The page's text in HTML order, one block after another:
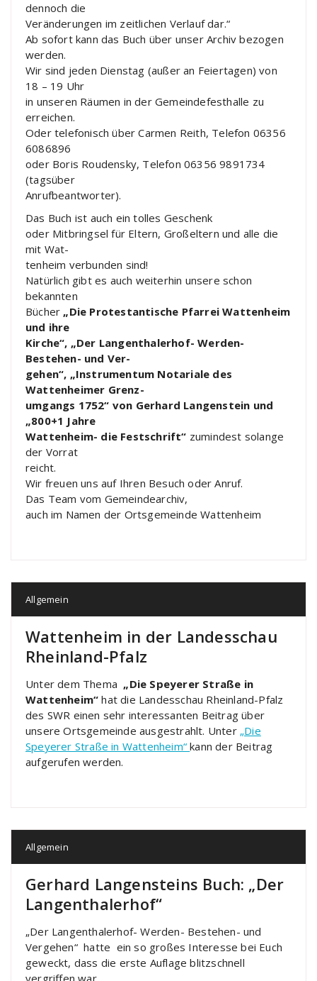
dennoch die
Veränderungen im zeitlichen Verlauf dar.“
Ab sofort kann das Buch über unser Archiv bezogen
werden.
Wir sind jeden Dienstag (außer an Feiertagen) von
18 – 19 Uhr
in unseren Räumen in der Gemeindefesthalle zu
erreichen.
Oder telefonisch über Carmen Reith, Telefon 06356
6086896
oder Boris Roudensky, Telefon 06356 9891734
(tagsüber
Anrufbeantworter).
Das Buch ist auch ein tolles Geschenk
oder Mitbringsel für Eltern, Großeltern und alle die
mit Wat-
tenheim verbunden sind!
Natürlich gibt es auch weiterhin unsere schon
bekannten
Bücher „Die Protestantische Pfarrei Wattenheim
und ihre
Kirche“, „Der Langenthalerhof- Werden-
Bestehen- und Ver-
gehen“, „Instrumentum Notariale des
Wattenheimer Grenz-
umgangs 1752“ von Gerhard Langenstein und
„800+1 Jahre
Wattenheim- die Festschrift“ zumindest solange
der Vorrat
reicht.
Wir freuen uns auf Ihren Besuch oder Anruf.
Das Team vom Gemeindearchiv,
auch im Namen der Ortsgemeinde Wattenheim
Allgemein
Wattenheim in der Landesschau
Rheinland-Pfalz
Unter dem Thema „Die Speyerer Straße in
Wattenheim“ hat die Landesschau Rheinland-Pfalz
des SWR einen sehr interessanten Beitrag über
unsere Ortsgemeinde ausgestrahlt. Unter „Die
Speyerer Straße in Wattenheim“kann der Beitrag
aufgerufen werden.
Allgemein
Gerhard Langensteins Buch: „Der
Langenthalerhof“
„Der Langenthalerhof- Werden- Bestehen- und
Vergehen“ hatte ein so großes Interesse bei Euch
geweckt, dass die erste Auflage blitzschnell
vergriffen war.